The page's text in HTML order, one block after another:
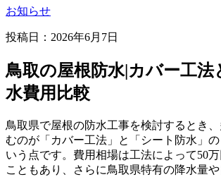
お知らせ
投稿日： 2026年6月7日
鳥取の屋根防水|カバー工法
水費用比較
鳥取県で屋根の防水工事を検討するとき
むのが「カバー工法」と「シート防水」
いう点です。費用相場は工法によって50
こともあり、さらに鳥取県特有の降水量